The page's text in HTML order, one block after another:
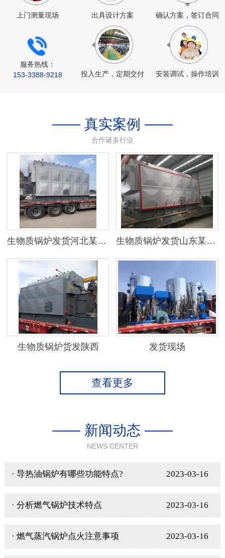
上门测量现场 出具设计方案 确认方案，签订合同
安装调试，操作培训
投入生产，定期交付
服务热线：
153-3388-9218
—— 真实案例 ——
合作诸多行业
生物质锅炉发货河北某地区 生物质锅炉发货山东某公司
生物质锅炉货发陕西 发货现场
查看更多
—— 新闻动态 ——
NEWS CENTER
· 导热油锅炉有哪些功能特点? 2023-03-16
· 分析燃气锅炉技术特点 2023-03-16
· 燃气蒸汽锅炉点火注意事项 2023-03-16